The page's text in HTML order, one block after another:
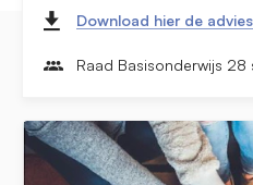
Download hier de
Raad Basisonderwijs